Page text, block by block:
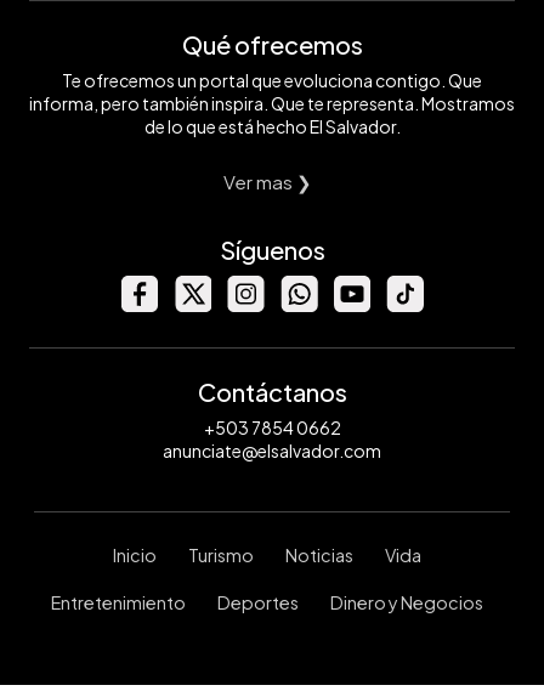
Qué ofrecemos
Te ofrecemos un portal que evoluciona contigo. Que
informa, pero también inspira. Que te representa. Mostramos
de lo que está hecho El Salvador.
Ver mas ❯
Síguenos
Contáctanos
+503 7854 0662
anunciate@elsalvador.com
Inicio Turismo Noticias Vida
Entretenimiento Deportes Dinero y Negocios